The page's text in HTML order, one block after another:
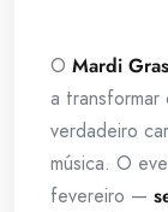
O Mardi
a transformar
verdadeiro
música. O
fevereiro —